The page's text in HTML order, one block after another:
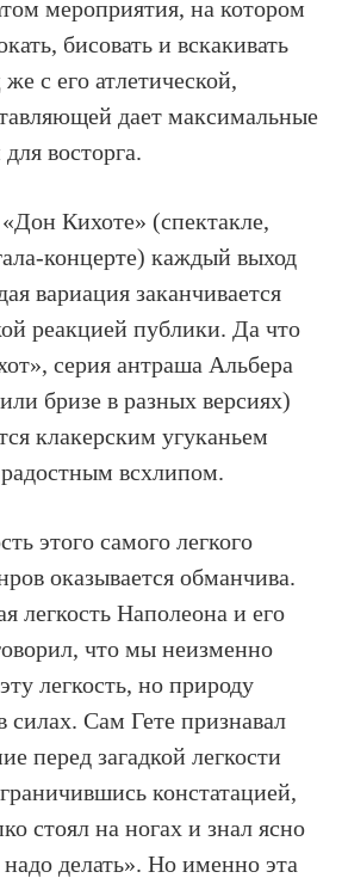
мероприятия, на котором
бисовать и вскакивать
с его атлетической,
дает максимальные
восторга.
Кихоте» (спектакле,
концерте) каждый выход
вариация заканчивается
реакцией публики. Да что
серия антраша Альбера
бризе в разных версиях)
клакерским угуканьем
всхлипом.
этого самого легкого
оказывается обманчива.
легкость Наполеона и его
что мы неизменно
легкость, но природу
силах. Сам Гете признавал
перед загадкой легкости
констатацией,
стоял на ногах и знал ясно
делать». Но именно эта